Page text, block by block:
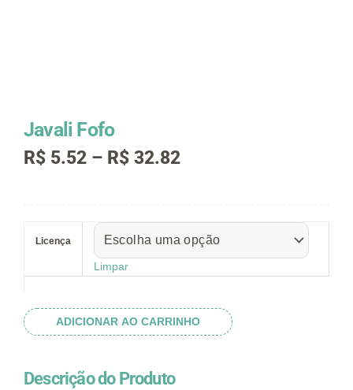
Javali Fofo
R$ 5.52 – R$ 32.82Faixa
através
R$ 32.82
Licença
Limpar
quantidade
ADICIONAR AO CARRINHO
Descrição do Produto